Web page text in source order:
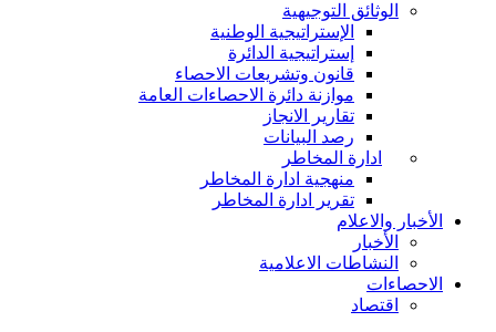
الوثائق التوجيهية
الإستراتيجية الوطنية
إستراتيجية الدائرة
قانون وتشريعات الاحصاء
موازنة دائرة الاحصاءات العامة
تقارير الانجاز
رصد البيانات
ادارة المخاطر
منهجية ادارة المخاطر
تقرير ادارة المخاطر
الأخبار والاعلام
الأخبار
النشاطات الاعلامية
الاحصاءات
اقتصاد